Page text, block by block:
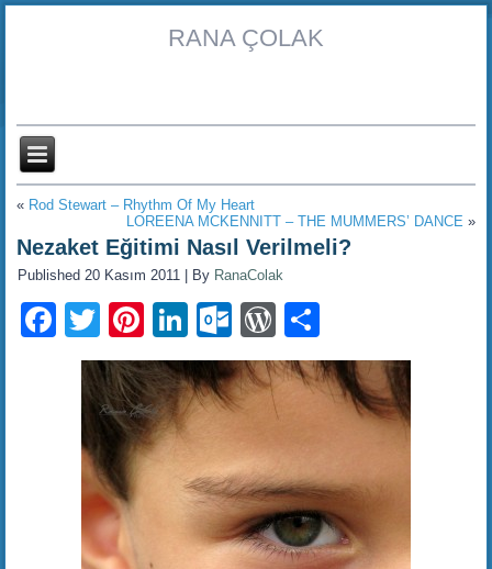
RANA ÇOLAK
« Rod Stewart – Rhythm Of My Heart
LOREENA MCKENNITT – THE MUMMERS’ DANCE »
Nezaket Eğitimi Nasıl Verilmeli?
Published 20 Kasım 2011 By RanaColak
Facebook
TwitterPinterest
LinkedIn
Outlook.com
WordPress